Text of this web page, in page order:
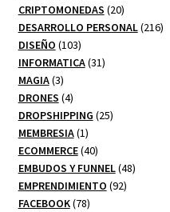
productos
CRIPTOMONEDAS 2020
productos
DESARROLLO PERSONAL 216216
DISEÑO 103103
productos
INFORMATICA 3131
MAGIA 33
productos
DRONES 44
productos
DROPSHIPPING 2525
MEMBRESIA 11
producto
ECOMMERCE 4040
productos
EMBUDOS Y FUNNEL 4848
EMPRENDIMIENTO 9292
FACEBOOK 7878